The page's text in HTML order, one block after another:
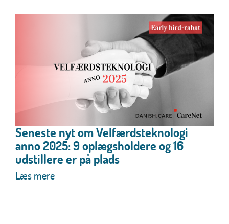
Seneste nyt om Velfærdsteknologi
anno 2025: 9 oplægsholdere og 16
udstillere er på plads
Læs mere